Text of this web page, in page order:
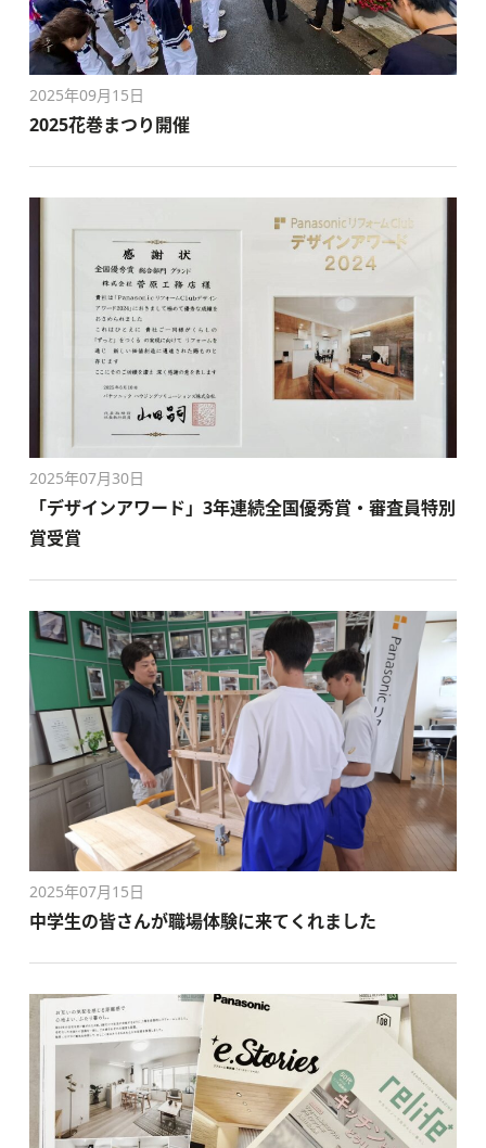
2025年09月15日
2025花巻まつり開催
2025年07月30日
「デザインアワード」3年連続全国優秀賞・審査員特別
賞受賞
2025年07月15日
中学生の皆さんが職場体験に来てくれました